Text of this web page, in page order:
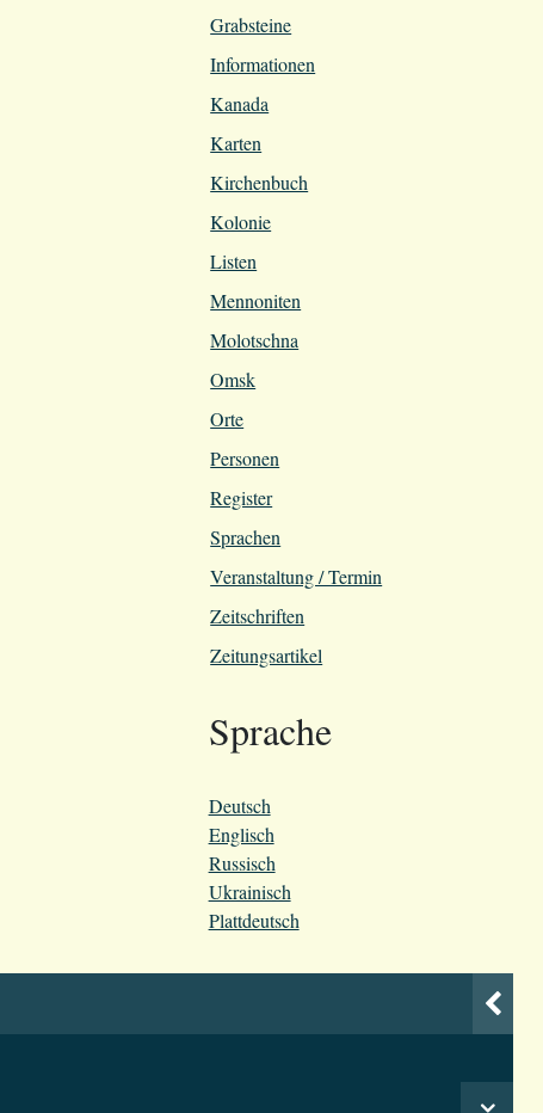
Grabsteine
Informationen
Kanada
Karten
Kirchenbuch
Kolonie
Listen
Mennoniten
Molotschna
Omsk
Orte
Personen
Register
Sprachen
Veranstaltung / Termin
Zeitschriften
Zeitungsartikel
Sprache
Deutsch
Englisch
Russisch
Ukrainisch
Plattdeutsch